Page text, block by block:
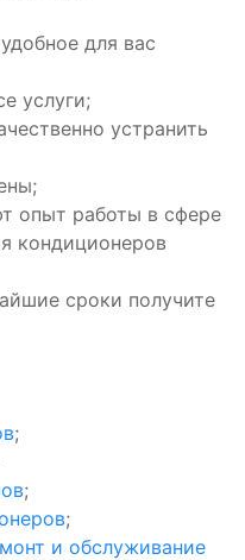
для вас
услуги;
устранить
опыт работы в сфере
кондиционеров
сроки получите
;
;
;
и обслуживание